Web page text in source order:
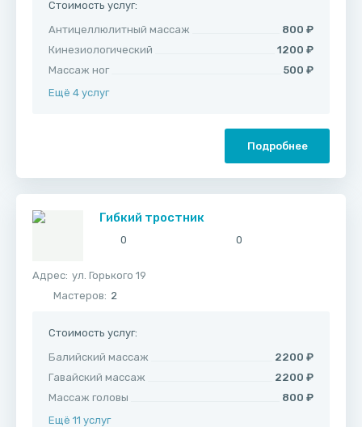
Стоимость услуг:
Антицеллюлитный массаж
800 ₽
Кинезиологический
1200 ₽
Массаж ног
500 ₽
Ещё 4 услуг
Подробнее
Гибкий тростник
0 0
Адрес: ул. Горького 19
Мастеров: 2
Стоимость услуг:
Балийский массаж
2200 ₽
Гавайский массаж
2200 ₽
Массаж головы
800 ₽
Ещё 11 услуг